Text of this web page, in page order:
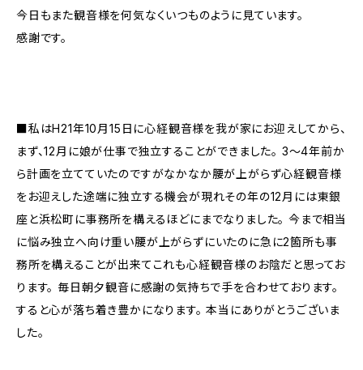
今日もまた観音様を何気なくいつものように見ています。
感謝です。
■私はH21年10月15日に心経観音様を我が家にお迎えしてから、
まず、12月に娘が仕事で独立することができました。 3〜4年前か
ら計画を立てていたのですがなかなか腰が上がらず心経観音様
をお迎えした途端に独立する機会が現れその年の12月には東銀
座と浜松町に事務所を構えるほどにまでなりました。 今まで相当
に悩み独立へ向け重い腰が上がらずにいたのに急に2箇所も事
務所を構えることが出来てこれも心経観音様のお陰だと思ってお
ります。 毎日朝夕観音に感謝の気持ちで手を合わせております。
すると心が落ち着き豊かになります。 本当にありがとうございま
した。